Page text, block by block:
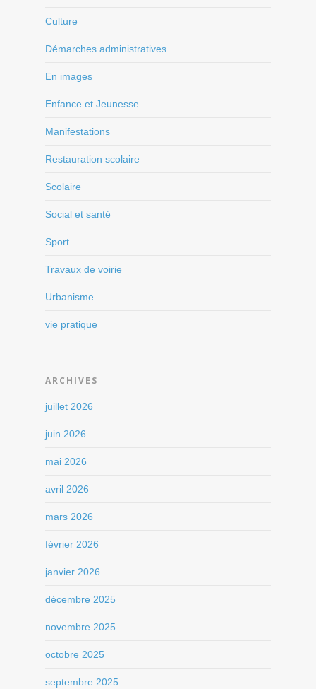
Culture
Démarches administratives
En images
Enfance et Jeunesse
Manifestations
Restauration scolaire
Scolaire
Social et santé
Sport
Travaux de voirie
Urbanisme
vie pratique
ARCHIVES
juillet 2026
juin 2026
mai 2026
avril 2026
mars 2026
février 2026
janvier 2026
décembre 2025
novembre 2025
octobre 2025
septembre 2025